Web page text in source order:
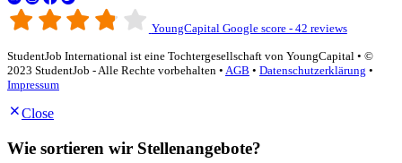
YoungCapital Google score - 42 reviews
StudentJob International ist eine Tochtergesellschaft von YoungCapital • ©
2023 StudentJob - Alle Rechte vorbehalten • AGB • Datenschutzerklärung •
Impressum
Close
Wie sortieren wir Stellenangebote?